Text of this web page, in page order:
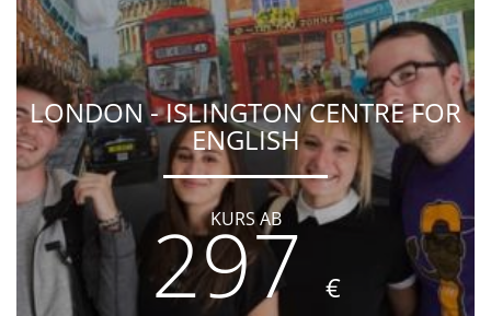
LONDON - ISLINGTON CENTRE FOR
ENGLISH
KURS AB
297€